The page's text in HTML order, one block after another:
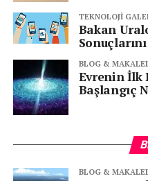
TEKNOLOJI
Bakan
BLOG &
Evrenin İlk
Başlangıç
BLOG &